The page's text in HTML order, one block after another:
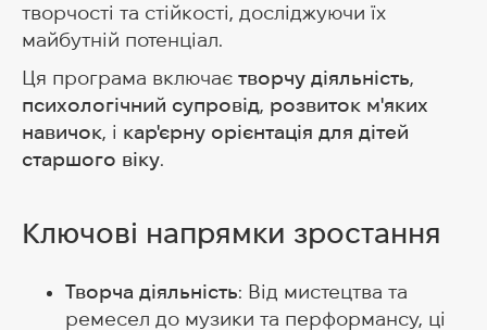
творчості та стійкості, досліджуючи їх
майбутній потенціал.
Ця програма включає творчу діяльність,
психологічний супровід, розвиток м'яких
навичок, і кар'єрну орієнтація для дітей
старшого віку.
Ключові напрямки зростання
Творча діяльність: Від мистецтва та
ремесел до музики та перформансу, ці